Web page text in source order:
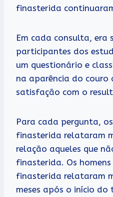
finasterida
Em cada consulta, era
participantes dos
um questionário e
na aparência do couro
satisfação com o
Para cada pergunta,
finasterida relataram
relação aqueles que
finasterida. Os
finasterida relataram
meses após o início do